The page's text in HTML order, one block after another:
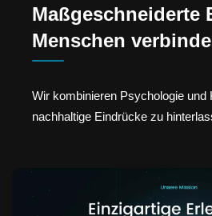
Maßgeschneiderte
Menschen
Wir kombinieren Psychologie und
nachhaltige Eindrücke zu